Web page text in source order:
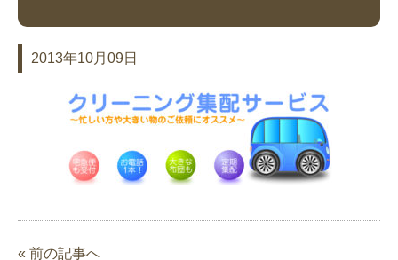
2013年10月09日
« 前の記事へ